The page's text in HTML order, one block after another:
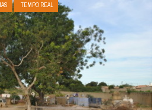
TEMPO REAL